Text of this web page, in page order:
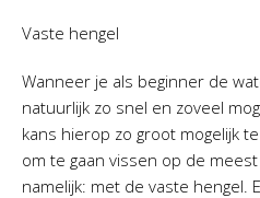
Vaste hengel
Wanneer je als beginner de
natuurlijk zo snel en zoveel
kans hierop zo groot mogelijk
om te gaan vissen op de
namelijk: met de vaste hengel.